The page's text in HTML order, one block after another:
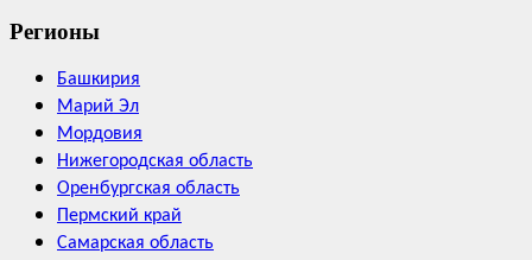
Регионы
Башкирия
Марий Эл
Мордовия
Нижегородская область
Оренбургская область
Пермский край
Самарская область